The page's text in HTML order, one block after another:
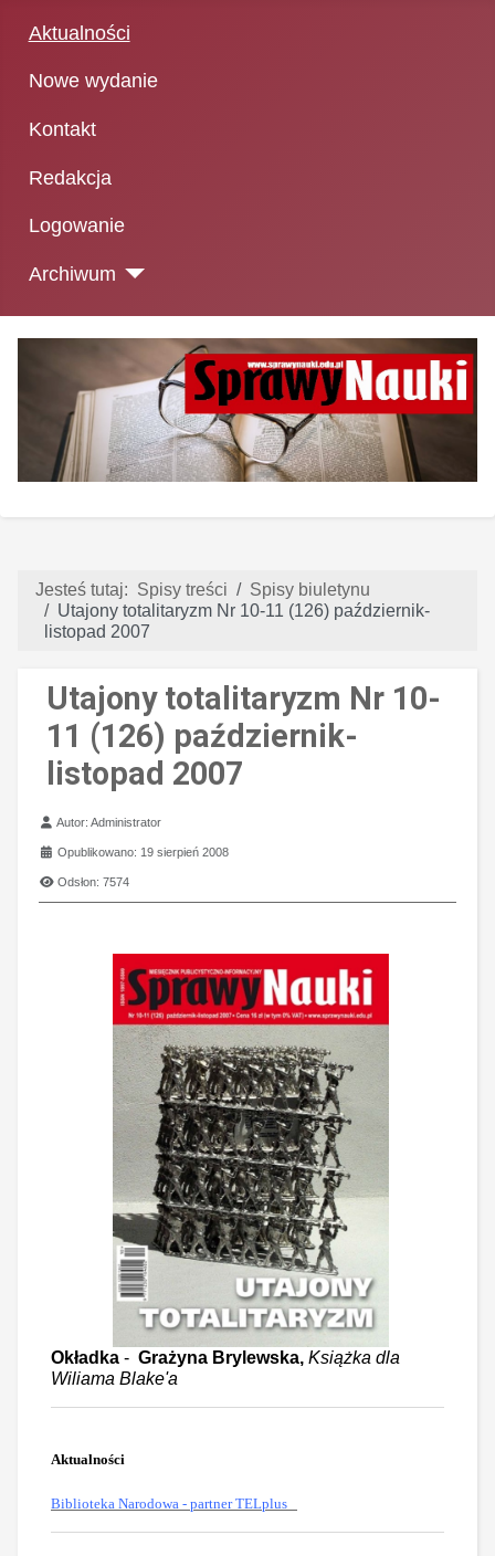
Aktualności
Nowe wydanie
Kontakt
Redakcja
Logowanie
Archiwum
Jesteś tutaj: Spisy treści
Spisy biuletynu
Utajony totalitaryzm Nr 10-11 (126) październik-
listopad 2007
Utajony totalitaryzm Nr 10-
11 (126) październik-
listopad 2007
Szczegóły
Autor:Administrator
Opublikowano: 19 sierpień 2008
Odsłon: 7574
Okładka - Grażyna Brylewska, Książka dla
Wiliama Blake'a
Aktualności
Biblioteka Narodowa - partner TELplus